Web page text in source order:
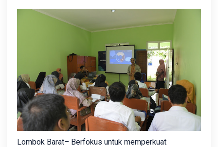
Lombok Barat– Berfokus untuk memperkuat